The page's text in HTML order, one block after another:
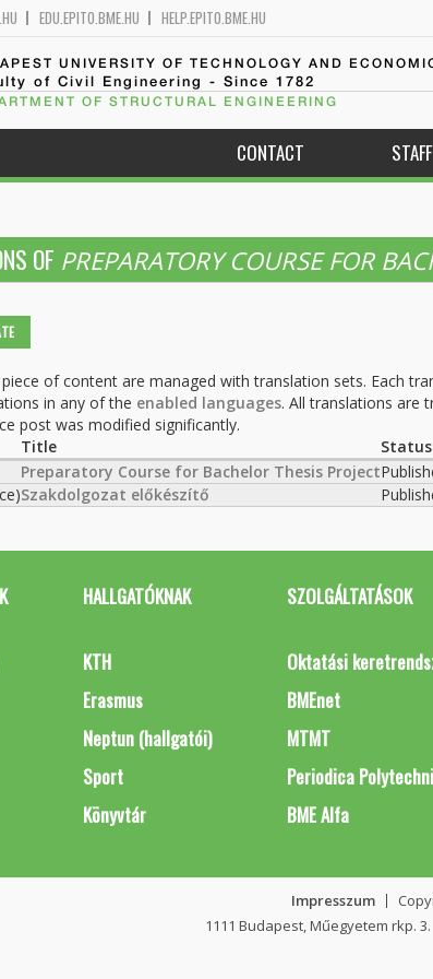
EDU.EPITO.BME.HU HELP.EPITO.BME.HU
UNIVERSITY OF TECHNOLOGY AND
of Civil Engineering - Since 1782
OF STRUCTURAL ENGINEERING
CONTACT STAFF
OF PREPARATORY COURSE FOR
of content are managed with translation sets. Each
in any of the enabled languages. All translations are
post was modified significantly.
Title Status
Preparatory Course for Bachelor Thesis Project
Szakdolgozat előkészítő
HALLGATÓKNAK
KTH
Erasmus
Neptun (hallgatói)
Sport
Könyvtár
SZOLGÁLTATÁSOK
Oktatási
BMEnet
MTMT
Periodica
BME Alfa
Impresszum
1111 Budapest, Műegyetem rkp. 3.